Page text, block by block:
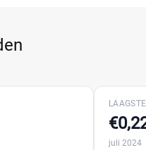
juli 2024